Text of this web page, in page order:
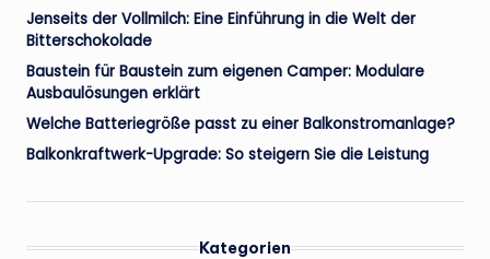
Jenseits der Vollmilch: Eine Einführung in die Welt der
Bitterschokolade
Baustein für Baustein zum eigenen Camper: Modulare
Ausbaulösungen erklärt
Welche Batteriegröße passt zu einer Balkonstromanlage?
Balkonkraftwerk-Upgrade: So steigern Sie die Leistung
Kategorien